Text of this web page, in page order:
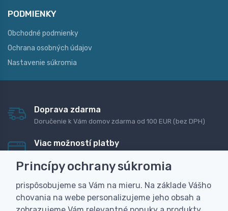
PODMIENKY
Obchodné podmienky
Ochrana osobných údajov
Nastavenie súkromia
Doprava zdarma
Doručenie k Vám domov zdarma od 100 EUR (bez DPH)
Viac možností platby
dobierku
Personalizácia
Vyrobíme Vám vlastný originálny darček
Princípy ochrany súkromia
prispôsobujeme sa Vám na mieru. Na základe Vášho
chovania na webe personalizujeme jeho obsah a